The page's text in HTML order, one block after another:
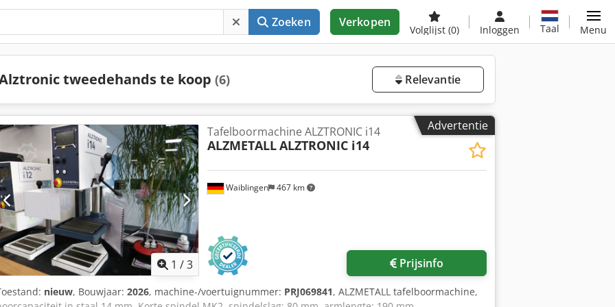
Zoeken Verkopen
Volglijst (0) Inloggen Taal Menu
tweedehands te koop (6) Relevantie
Advertentie
1 /3
Waiblingen 467 km
Tafelboormachine ALZTRONIC i14
ALZMETALLALZTRONIC i14
Prijsinfo
nieuw, Bouwjaar: 2026, machine-/voertuignummer: PRJ069841, ALZMETALL tafelboormachine,